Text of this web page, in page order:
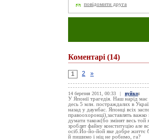
повідомити друга
Коментарі (14)
1 2 »
14 березня 2011, 00:33 | вуйко:
У Японії трагедія. Наш нарід
десь 5 млн. постраждалих в
назад у даунбас. Японці всіх
правоохоронці),заставлять
думати також(бо змінят весь
зроблят файну конституцію але
осіб.Йо-йо-йой яке добре
й пишимо і ніц не робимо, га?